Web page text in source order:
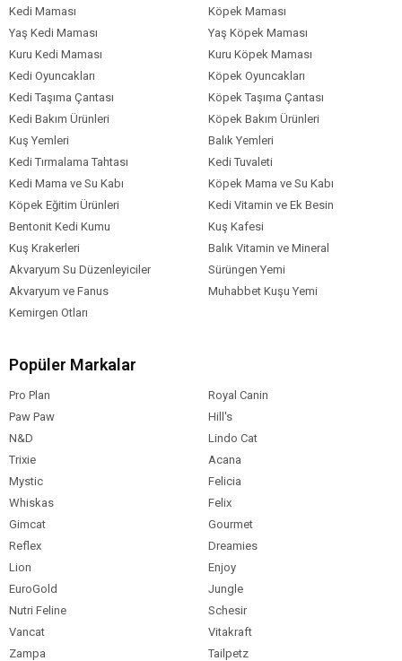
Bezelye
Nar
Kızılcık
Vitamin ve mineral karışımları
İlaveler (Her Kilogram İçin)
Vitamin D3: 1,500 IU
Vitamin E: 600 mg
Taurin: 1,200 mg
Çinko: 150 mg
Demir: 75 mg
Manganez: 45 mg
Bakır: 12 mg
İyot: 2 mg
Analitik Bileşenler
Protein: %30
Yağ: %15
Lif: %3
Kül: %7
Kedi Maması
Köpek Maması
Yaş Kedi Maması
Yaş Köpek Maması
Kuru Kedi Maması
Kuru Köpek Maması
Kedi Oyuncakları
Köpek Oyuncakları
Kedi Taşıma Çantası
Köpek Taşıma Çantası
Kedi Bakım Ürünleri
Köpek Bakım Ürünleri
Kuş Yemleri
Balık Yemleri
Kedi Tırmalama Tahtası
Kedi Tuvaleti
Kedi Mama ve Su Kabı
Köpek Mama ve Su Kabı
Köpek Eğitim Ürünleri
Kedi Vitamin ve Ek Besin
Bentonit Kedi Kumu
Kuş Kafesi
Kuş Krakerleri
Balık Vitamin ve Mineral
Akvaryum Su Düzenleyiciler
Sürüngen Yemi
Akvaryum ve Fanus
Muhabbet Kuşu Yemi
Kemirgen Otları
Popüler Markalar
Pro Plan
Royal Canin
Paw Paw
Hill's
N&D
Lindo Cat
Trixie
Acana
Mystic
Felicia
Whiskas
Felix
Gimcat
Gourmet
Reflex
Dreamies
Lion
Enjoy
EuroGold
Jungle
Nutri Feline
Schesir
Vancat
Vitakraft
Zampa
Tailpetz